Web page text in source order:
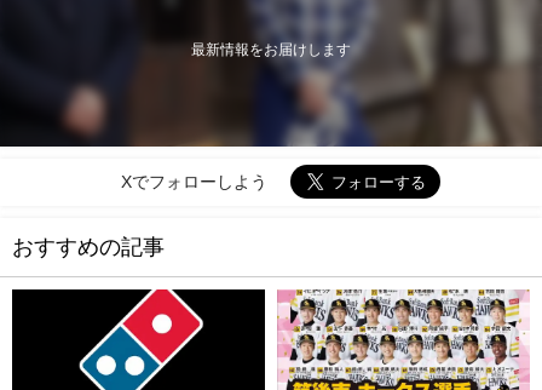
最新情報をお届けします
Xでフォローしよう
おすすめの記事